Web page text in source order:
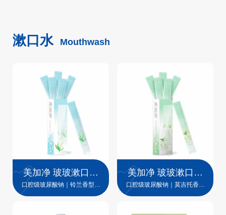
漱口水 Mouthwash
美加净 玻玻漱口水
（条装）
口腔级玻尿酸钠｜铃兰香型｜
美加净 玻玻漱口水
（条装）
口腔级玻尿酸钠｜莫吉托香型